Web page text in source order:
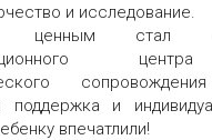
и исследование.
ценным стал
поддержка и
впечатлили!